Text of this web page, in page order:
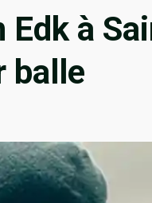
Edk à
balle